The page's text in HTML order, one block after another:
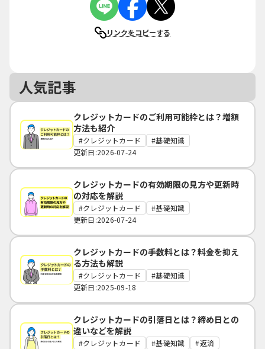
リンクをコピーする
人気記事
クレジットカードのご利用可能枠とは？増額
方法も紹介
クレジットカード
基礎知識
更新日:2026-07-24
クレジットカードの有効期限の見方や更新時
の対応を解説
クレジットカード
基礎知識
更新日:2026-07-24
クレジットカードの手数料とは？料金を抑え
る方法も解説
クレジットカード
基礎知識
更新日:2025-09-18
クレジットカードの引落日とは？締め日との
違いなどを解説
クレジットカード 基礎知識
返済